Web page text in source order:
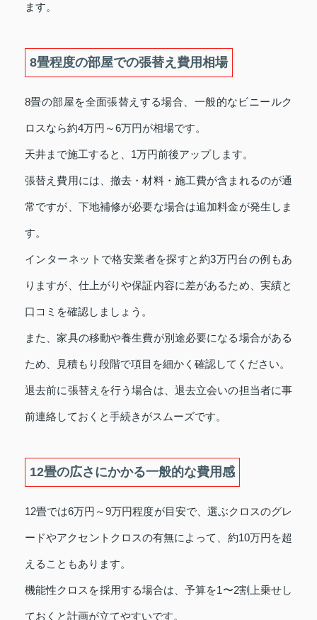
ます。
8畳程度の部屋での張替え費用相場
8畳の部屋を全面張替えする場合、一般的なビニールク
ロスなら約4万円～6万円が相場です。
天井まで施工すると、1万円前後アップします。
張替え費用には、撤去・材料・施工費が含まれるのが通
常ですが、下地補修が必要な場合は追加料金が発生しま
す。
インターネットで格安業者を探すと約3万円台の例もあ
りますが、仕上がりや保証内容に差があるため、実績と
口コミを確認しましょう。
また、家具の移動や養生費が別途必要になる場合がある
ため、見積もり段階で項目を細かく確認してください。
退去前に張替えを行う場合は、退去立会いの担当者に事
前連絡しておくと手続きがスムーズです。
12畳の広さにかかる一般的な費用感
12畳では6万円～9万円程度が目安で、選ぶクロスのグレ
ードやアクセントクロスの有無によって、約10万円を超
えることもあります。
機能性クロスを採用する場合は、予算を1〜2割上乗せし
ておくと計画が立てやすいです。